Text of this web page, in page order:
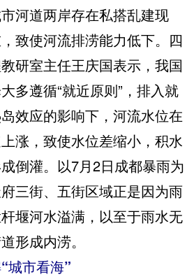
河道两岸存在私搭乱建现
致使河流排涝能力低下。四
研室主任王庆国表示，我国
多遵循“就近原则”，排入就
效应的影响下，河流水位在
涨，致使水位差缩小，积水
倒灌。以7月2日成都暴雨为
三街、五街区域正是因为雨
堰河水溢满，以至于雨水无
形成内涝。
城市看海”